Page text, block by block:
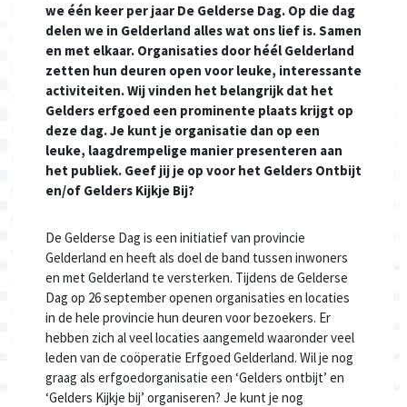
we één keer per jaar De Gelderse Dag. Op die dag
delen we in Gelderland alles wat ons lief is. Samen
en met elkaar. Organisaties door héél Gelderland
zetten hun deuren open voor leuke, interessante
activiteiten. Wij vinden het belangrijk dat het
Gelders erfgoed een prominente plaats krijgt op
deze dag. Je kunt je organisatie dan op een
leuke, laagdrempelige manier presenteren aan
het publiek. Geef jij je op voor het Gelders Ontbijt
en/of Gelders Kijkje Bij?
De Gelderse Dag is een initiatief van provincie
Gelderland en heeft als doel de band tussen inwoners
en met Gelderland te versterken. Tijdens de Gelderse
Dag op 26 september openen organisaties en locaties
in de hele provincie hun deuren voor bezoekers. Er
hebben zich al veel locaties aangemeld waaronder veel
leden van de coöperatie Erfgoed Gelderland. Wil je nog
graag als erfgoedorganisatie een ‘Gelders ontbijt’ en
‘Gelders Kijkje bij’ organiseren? Je kunt je nog